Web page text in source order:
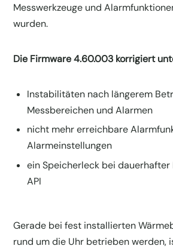
Messwerkzeuge und
wurden.
Die Firmware 4.60.003 korrigiert
Instabilitäten nach längerem
Messbereichen und Alarmen
nicht mehr erreichbare
Alarmeinstellungen
ein Speicherleck bei dauerhafter
API
Gerade bei fest installierten
rund um die Uhr betrieben werden,